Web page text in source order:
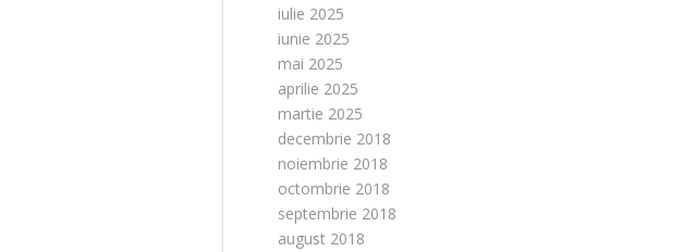
iulie 2025
iunie 2025
mai 2025
aprilie 2025
martie 2025
decembrie 2018
noiembrie 2018
octombrie 2018
septembrie 2018
august 2018